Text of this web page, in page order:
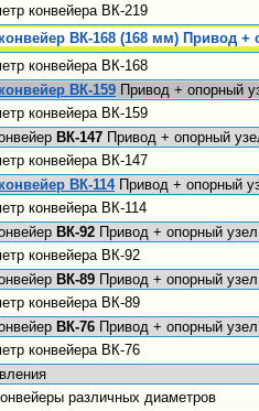
конвейера ВК-219
ВК-168 (168 мм) Привод +
конвейера ВК-168
ВК-159 Привод + опорный
конвейера ВК-159
ВК-147 Привод + опорный
конвейера ВК-147
ВК-114Привод + опорный
конвейера ВК-114
ВК-92 Привод + опорный узел
конвейера ВК-92
ВК-89 Привод + опорный узел
конвейера ВК-89
ВК-76 Привод + опорный узел
конвейера ВК-76
различных диаметров